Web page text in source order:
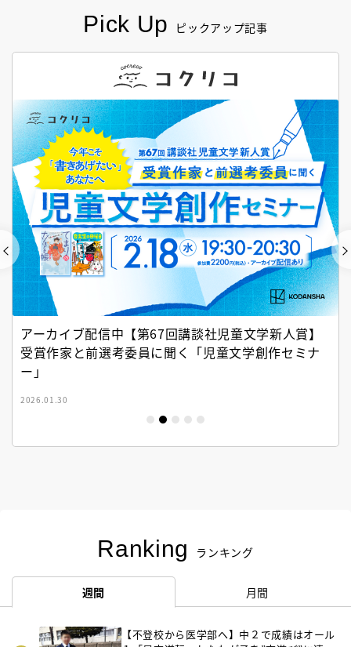
Pick Up ピックアップ記事
アーカイブ配信中【第67回講談社児童文学新人賞】
受賞作家と前選考委員に聞く「児童文学創作セミナ
ー」
2026.01.30
Ranking ランキング
週間 月間
【不登校から医学部へ】中２で成績はオール